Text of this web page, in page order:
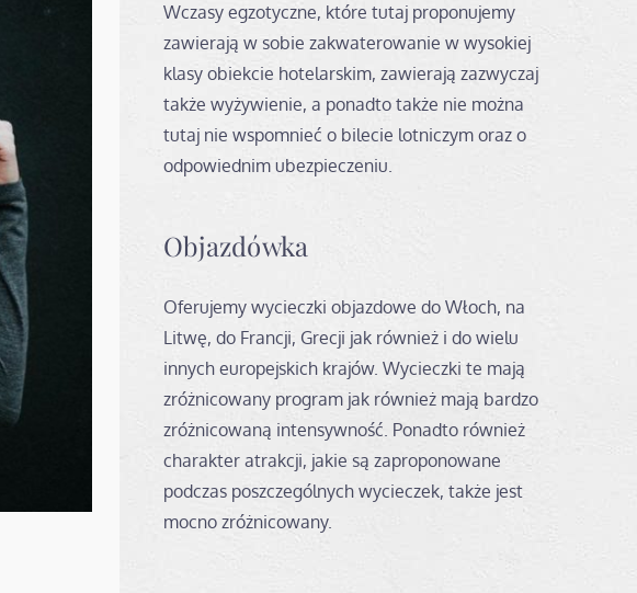
Wczasy egzotyczne, które tutaj proponujemy
zawierają w sobie zakwaterowanie w wysokiej
klasy obiekcie hotelarskim, zawierają zazwyczaj
także wyżywienie, a ponadto także nie można
tutaj nie wspomnieć o bilecie lotniczym oraz o
odpowiednim ubezpieczeniu.
Objazdówka
Oferujemy wycieczki objazdowe do Włoch, na
Litwę, do Francji, Grecji jak również i do wielu
innych europejskich krajów. Wycieczki te mają
zróżnicowany program jak również mają bardzo
zróżnicowaną intensywność. Ponadto również
charakter atrakcji, jakie są zaproponowane
podczas poszczególnych wycieczek, także jest
mocno zróżnicowany.